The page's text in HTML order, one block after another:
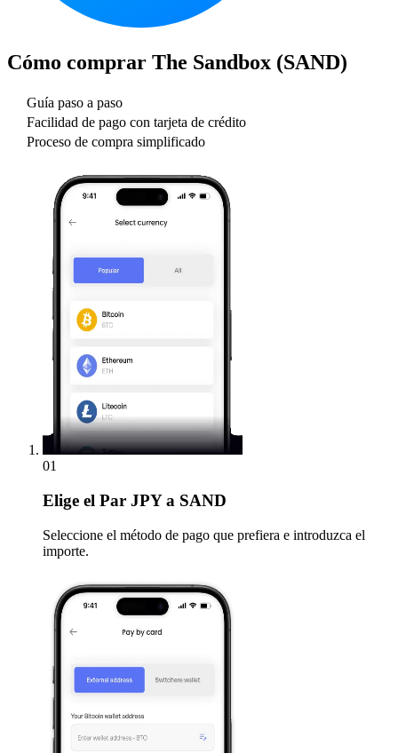
Cómo comprar The Sandbox (SAND)
Guía paso a paso
Facilidad de pago con tarjeta de crédito
Proceso de compra simplificado
01
Elige el Par JPY a SAND
Seleccione el método de pago que prefiera e introduzca el
importe.